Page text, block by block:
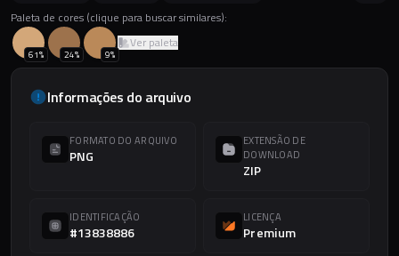
Paleta de cores (clique para buscar similares):
61% 24% 9%
Ver paleta
Informações do arquivo
FORMATO DO ARQUIVO
PNG
EXTENSÃO DE
DOWNLOAD
ZIP
IDENTIFICAÇÃO
#13838886
LICENÇA
Premium